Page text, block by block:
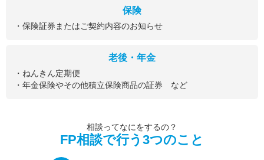
保険
・保険証券またはご契約内容のお知らせ
老後・年金
・ねんきん定期便
・年金保険やその他積立保険商品の証券 など
相談ってなにをするの？
FP相談で行う3つのこと